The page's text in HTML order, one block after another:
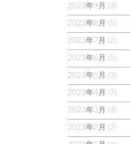
2023年9月 (3)
2023年8月 (5)
2023年7月 (2)
2023年6月 (5)
2023年5月 (3)
2023年4月 (7)
2023年3月 (3)
2023年2月 (2)